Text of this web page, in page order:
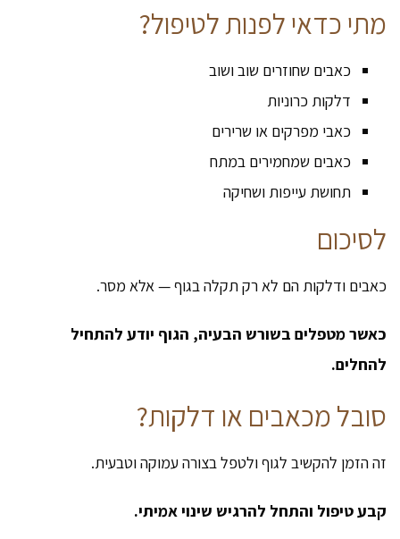
מתי כדאי לפנות לטיפול?
כאבים שחוזרים שוב ושוב
דלקות כרוניות
כאבי מפרקים או שרירים
כאבים שמחמירים במתח
תחושת עייפות ושחיקה
לסיכום
כאבים ודלקות הם לא רק תקלה בגוף — אלא מסר.
כאשר מטפלים בשורש הבעיה, הגוף יודע להתחיל
להחלים.
סובל מכאבים או דלקות?
זה הזמן להקשיב לגוף ולטפל בצורה עמוקה וטבעית.
קבע טיפול והתחל להרגיש שינוי אמיתי.